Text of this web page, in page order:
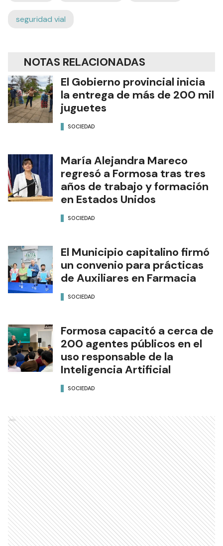
seguridad vial
NOTAS RELACIONADAS
El Gobierno provincial inicia
la entrega de más de 200 mil
juguetes
SOCIEDAD
María Alejandra Mareco
regresó a Formosa tras tres
años de trabajo y formación
en Estados Unidos
SOCIEDAD
El Municipio capitalino firmó
un convenio para prácticas
de Auxiliares en Farmacia
SOCIEDAD
Formosa capacitó a cerca de
200 agentes públicos en el
uso responsable de la
Inteligencia Artificial
SOCIEDAD
Ads